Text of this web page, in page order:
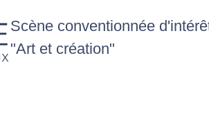
Scène conventionnée
"Art et création"